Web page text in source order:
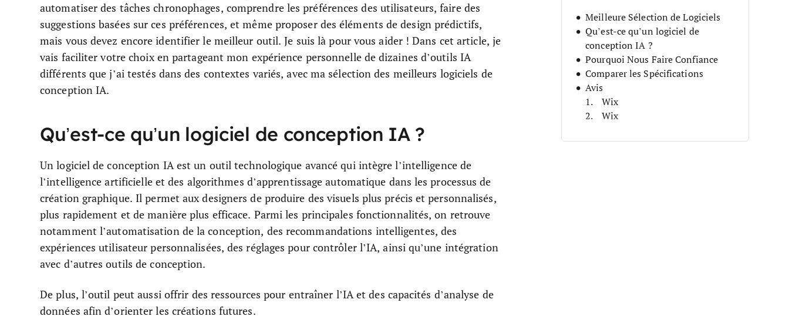
automatiser des tâches chronophages, comprendre les préférences des utilisateurs, faire des
suggestions basées sur ces préférences, et même proposer des éléments de design prédictifs,
mais vous devez encore identifier le meilleur outil. Je suis là pour vous aider ! Dans cet article, je
vais faciliter votre choix en partageant mon expérience personnelle de dizaines d’outils IA
différents que j’ai testés dans des contextes variés, avec ma sélection des meilleurs logiciels de
conception IA.
Qu’est-ce qu’un logiciel de conception IA ?
Un logiciel de conception IA est un outil technologique avancé qui intègre l’intelligence de
l’intelligence artificielle et des algorithmes d’apprentissage automatique dans les processus de
création graphique. Il permet aux designers de produire des visuels plus précis et personnalisés,
plus rapidement et de manière plus efficace. Parmi les principales fonctionnalités, on retrouve
notamment l’automatisation de la conception, des recommandations intelligentes, des
expériences utilisateur personnalisées, des réglages pour contrôler l’IA, ainsi qu’une intégration
avec d’autres outils de conception.
De plus, l’outil peut aussi offrir des ressources pour entraîner l’IA et des capacités d’analyse de
données afin d’orienter les créations futures.
Meilleure Sélection de Logiciels
Qu’est-ce qu’un logiciel de
conception IA ?
Pourquoi Nous Faire Confiance
Comparer les Spécifications
Avis
Wix
Wix
Canva